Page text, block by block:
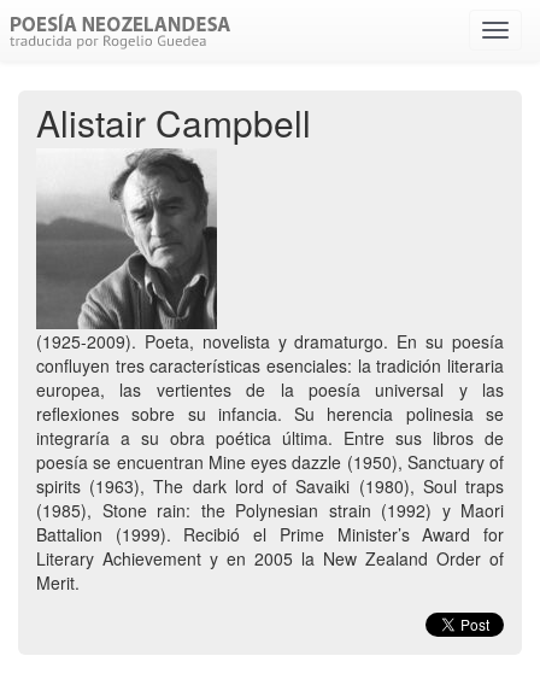
Menú
Alistair Campbell
(1925-2009). Poeta, novelista y dramaturgo. En su poesía
confluyen tres características esenciales: la tradición literaria
europea, las vertientes de la poesía universal y las
reflexiones sobre su infancia. Su herencia polinesia se
integraría a su obra poética última. Entre sus libros de
poesía se encuentran Mine eyes dazzle (1950), Sanctuary of
spirits (1963), The dark lord of Savaiki (1980), Soul traps
(1985), Stone rain: the Polynesian strain (1992) y Maori
Battalion (1999). Recibió el Prime Minister’s Award for
Literary Achievement y en 2005 la New Zealand Order of
Merit.